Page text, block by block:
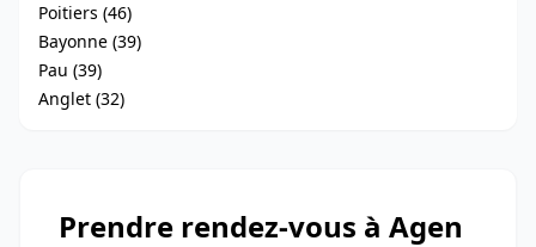
Poitiers (46)
Bayonne (39)
Pau (39)
Anglet (32)
Prendre rendez-vous à Agen